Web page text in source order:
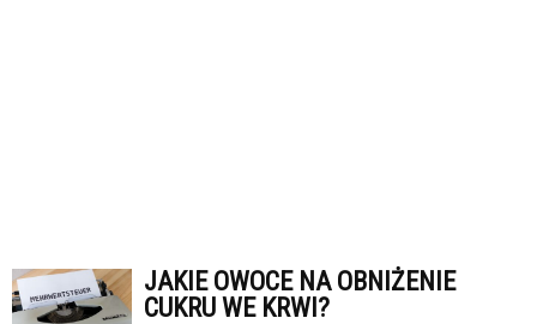
JAKIE OWOCE NA OBNIŻENIE
CUKRU WE KRWI?